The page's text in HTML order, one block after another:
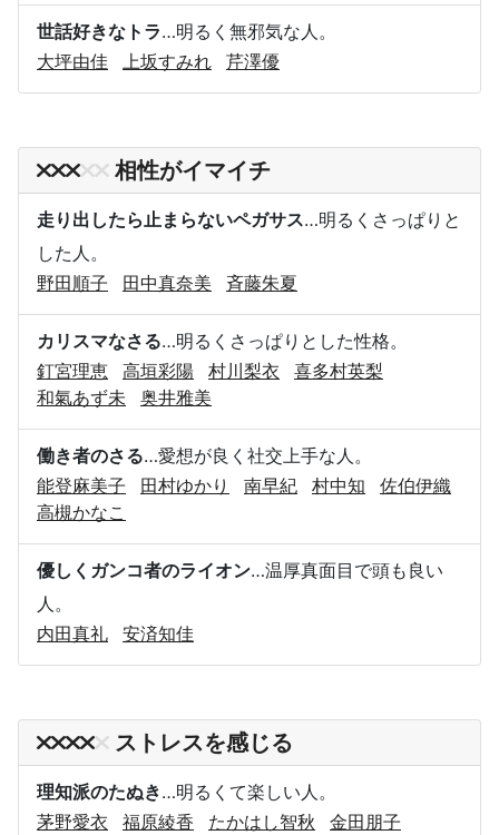
世話好きなトラ…明るく無邪気な人。
大坪由佳
上坂すみれ 芹澤優
相性がイマイチ
走り出したら止まらないペガサス…明るくさっぱりと
した人。
野田順子
田中真奈美 斉藤朱夏
カリスマなさる…明るくさっぱりとした性格。
釘宮理恵
高垣彩陽 村川梨衣
喜多村英梨
和氣あず未
奥井雅美
働き者のさる…愛想が良く社交上手な人。
能登麻美子
田村ゆかり 南早紀 村中知
佐伯伊織
高槻かなこ
優しくガンコ者のライオン…温厚真面目で頭も良い
人。
内田真礼
安済知佳
ストレスを感じる
理知派のたぬき…明るくて楽しい人。
茅野愛衣
福原綾香 たかはし智秋 金田朋子